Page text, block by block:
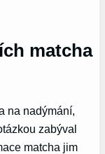
matcha
na nadýmání,
zabýval
matcha jim